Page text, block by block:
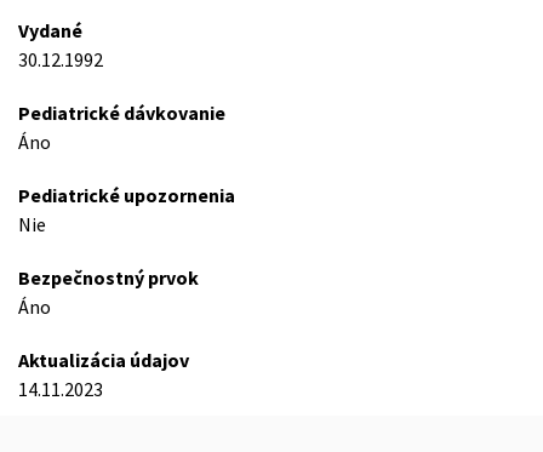
Vydané
30.12.1992
Pediatrické dávkovanie
Áno
Pediatrické upozornenia
Nie
Bezpečnostný prvok
Áno
Aktualizácia údajov
14.11.2023